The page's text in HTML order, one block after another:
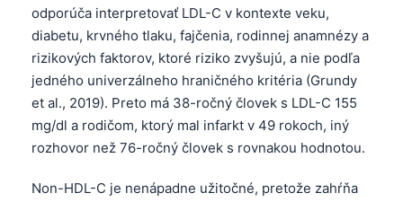
odporúča interpretovať LDL-C v kontexte veku,
diabetu, krvného tlaku, fajčenia, rodinnej anamnézy a
rizikových faktorov, ktoré riziko zvyšujú, a nie podľa
jedného univerzálneho hraničného kritéria (Grundy
et al., 2019). Preto má 38-ročný človek s LDL-C 155
mg/dl a rodičom, ktorý mal infarkt v 49 rokoch, iný
rozhovor než 76-ročný človek s rovnakou hodnotou.
Non-HDL-C je nenápadne užitočné, pretože zahŕňa